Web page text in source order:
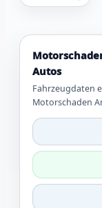
Autos
Fahrzeugdaten
Motorschaden